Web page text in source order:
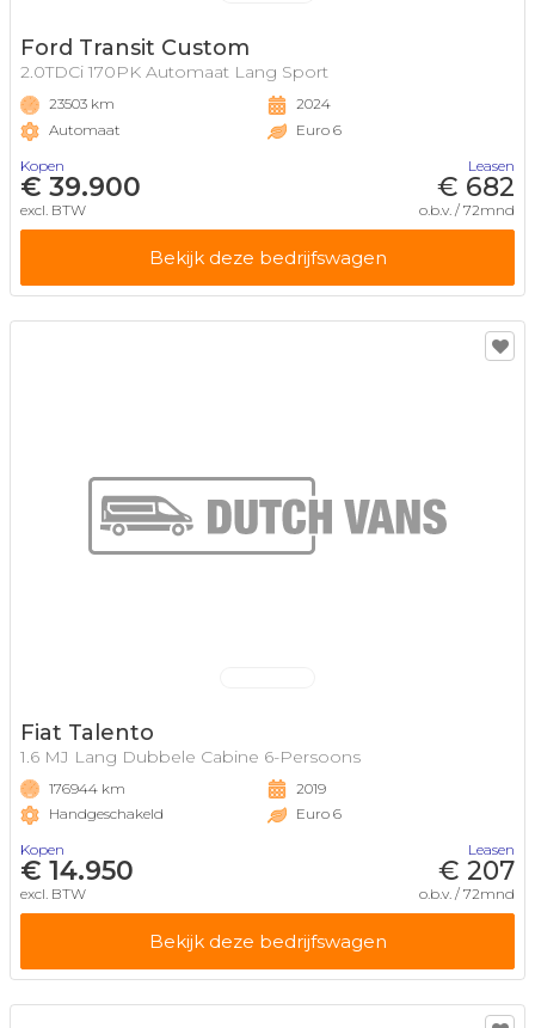
Ford Transit Custom
2.0TDCi 170PK Automaat Lang Sport
23503 km
Automaat
2024
Euro 6
Kopen
€ 39.900
excl. BTW
Leasen
€ 682
o.b.v. / 72mnd
Bekijk deze bedrijfswagen
Fiat Talento
1.6 MJ Lang Dubbele Cabine 6-Persoons
176944 km
Handgeschakeld
2019
Euro 6
Kopen
€ 14.950
excl. BTW
Leasen
€ 207
o.b.v. / 72mnd
Bekijk deze bedrijfswagen